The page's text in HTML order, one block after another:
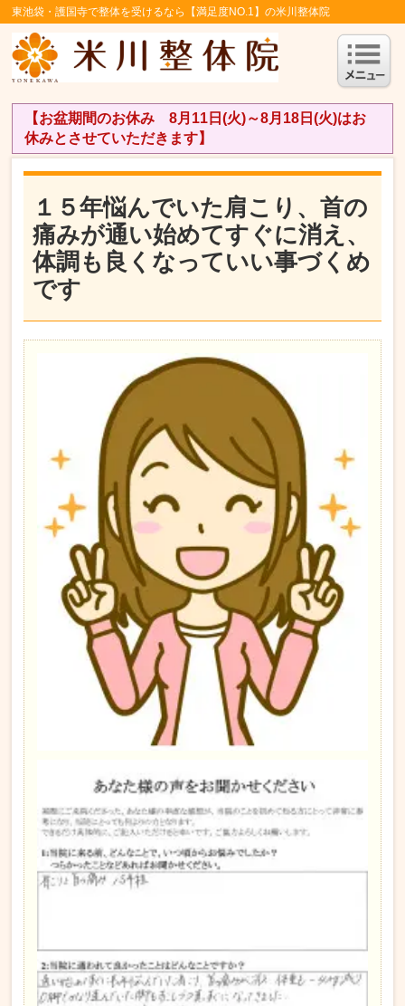
東池袋・護国寺で整体を受けるなら【満足度NO.1】の米川整体院
【お盆期間のお休み 8月11日(火)～8月18日(火)はお
休みとさせていただきます】
１５年悩んでいた肩こり、首の
痛みが通い始めてすぐに消え、
体調も良くなっていい事づくめ
です